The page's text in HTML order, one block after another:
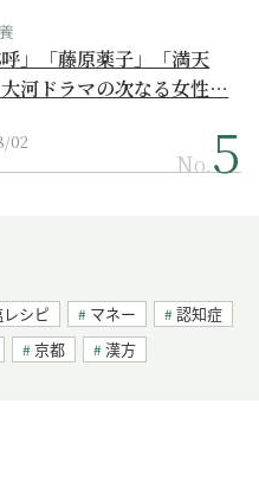
呼」「藤原薬子」「満天
河ドラマの次なる女性…
02
No.
シピ マネー
認知症
京都 漢方